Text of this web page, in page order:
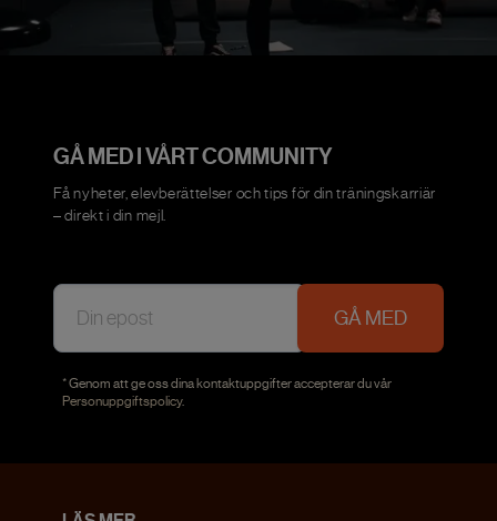
GÅ MED I VÅRT COMMUNITY
Få nyheter, elevberättelser och tips för din träningskarriär
– direkt i din mejl.
GÅ MED
* Genom att ge oss dina kontaktuppgifter accepterar du vår
Personuppgiftspolicy.